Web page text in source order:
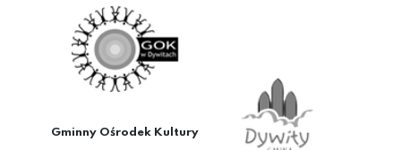
Gminny Ośrodek Kultury